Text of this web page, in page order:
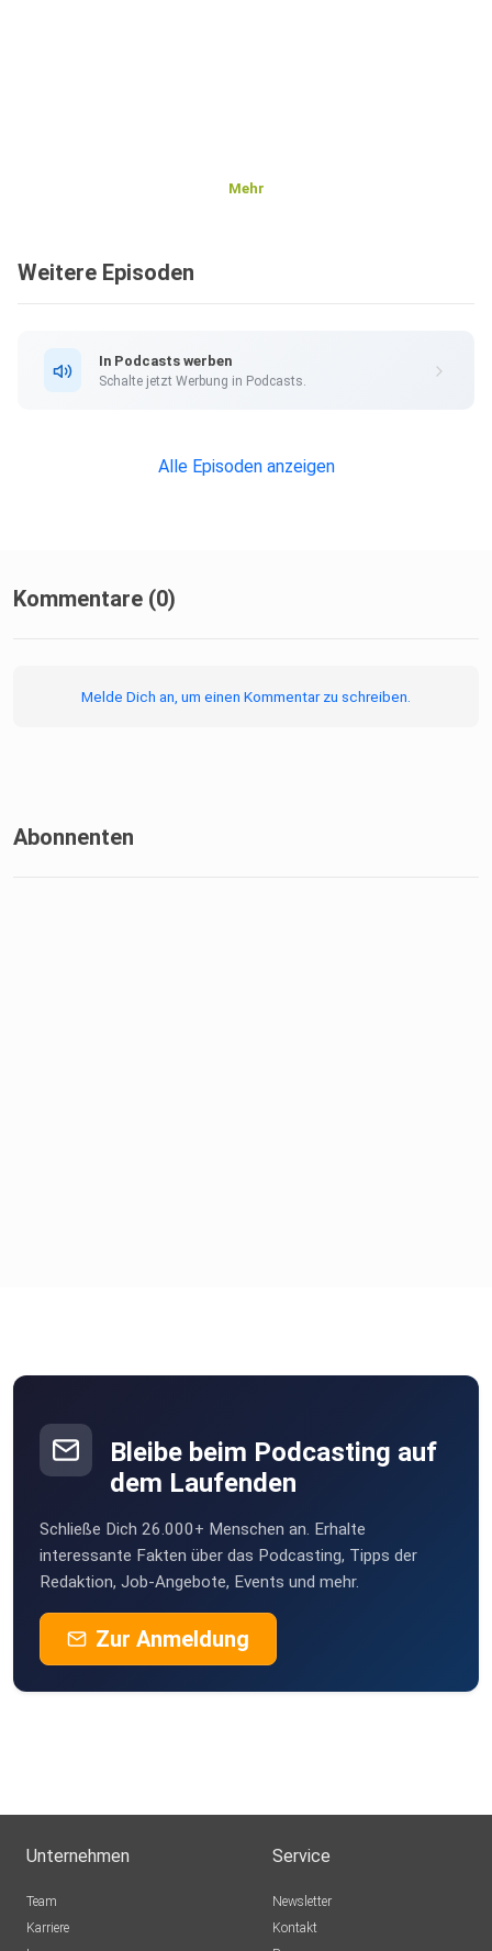
Mehr
Weitere Episoden
In Podcasts werben
Schalte jetzt Werbung in Podcasts.
Alle Episoden anzeigen
Kommentare (0)
Melde Dich an, um einen Kommentar zu schreiben.
Abonnenten
Bleibe beim Podcasting auf
dem Laufenden
Schließe Dich 26.000+ Menschen an. Erhalte
interessante Fakten über das Podcasting, Tipps der
Redaktion, Job-Angebote, Events und mehr.
Zur Anmeldung
Unternehmen
Team
Karriere
Service
Newsletter
Kontakt